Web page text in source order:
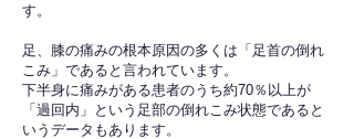
す。
足、膝の痛みの根本原因の多くは「足首の倒れ
こみ」であると言われています。
下半身に痛みがある患者のうち約70％以上が
「過回内」という足部の倒れこみ状態であると
いうデータもあります。